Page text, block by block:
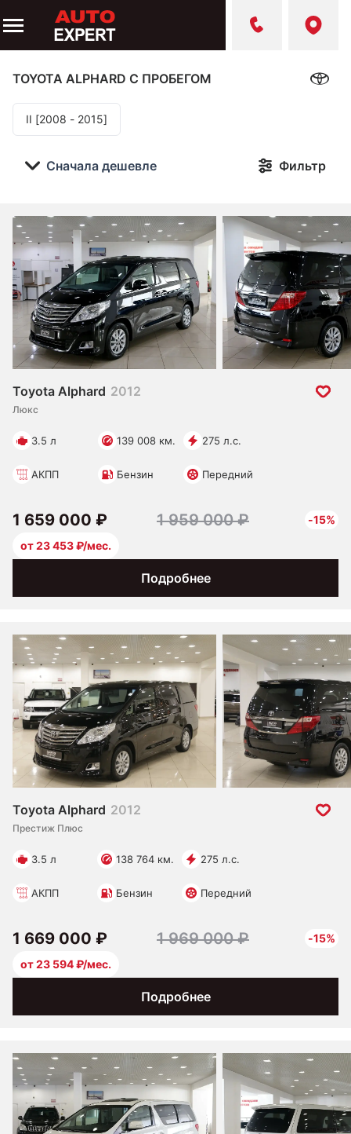
TOYOTA ALPHARD С ПРОБЕГОМ
II [2008 - 2015]
Фильтр
Сначала дешевле
Toyota Alphard 2012
Люкс
3.5 л 139 008 км. 275 л.с.
АКПП Бензин Передний
Подробнее
1 659 000 ₽ 1 959 000 ₽
-15%
от 23 453 ₽/мес.
Toyota Alphard 2012
Престиж Плюс
3.5 л 138 764 км. 275 л.с.
АКПП Бензин Передний
Подробнее
1 669 000 ₽ 1 969 000 ₽
-15%
от 23 594 ₽/мес.